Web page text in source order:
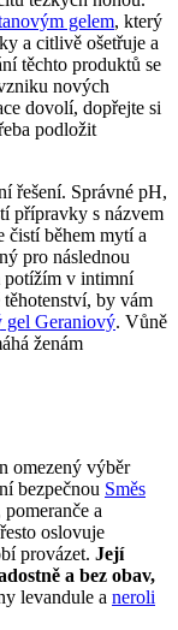
gelem, který
a citlivě ošetřuje a
těchto produktů se
nových
dovolí, dopřejte si
podložit
řešení. Správné pH,
přípravky s názvem
čistí během mytí a
pro následnou
potížím v intimní
by vám
gel Geraniový. Vůně
ženám
omezený výběr
bezpečnou Směs
a
oslovuje
provázet. Její
a bez obav,
levandule a neroli